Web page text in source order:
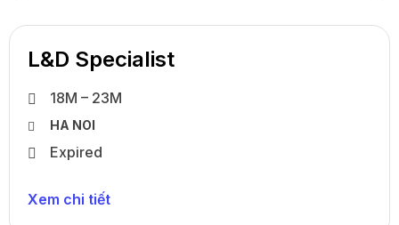
L&D Specialist
18M – 23M
HA NOI
Expired
Xem chi tiết